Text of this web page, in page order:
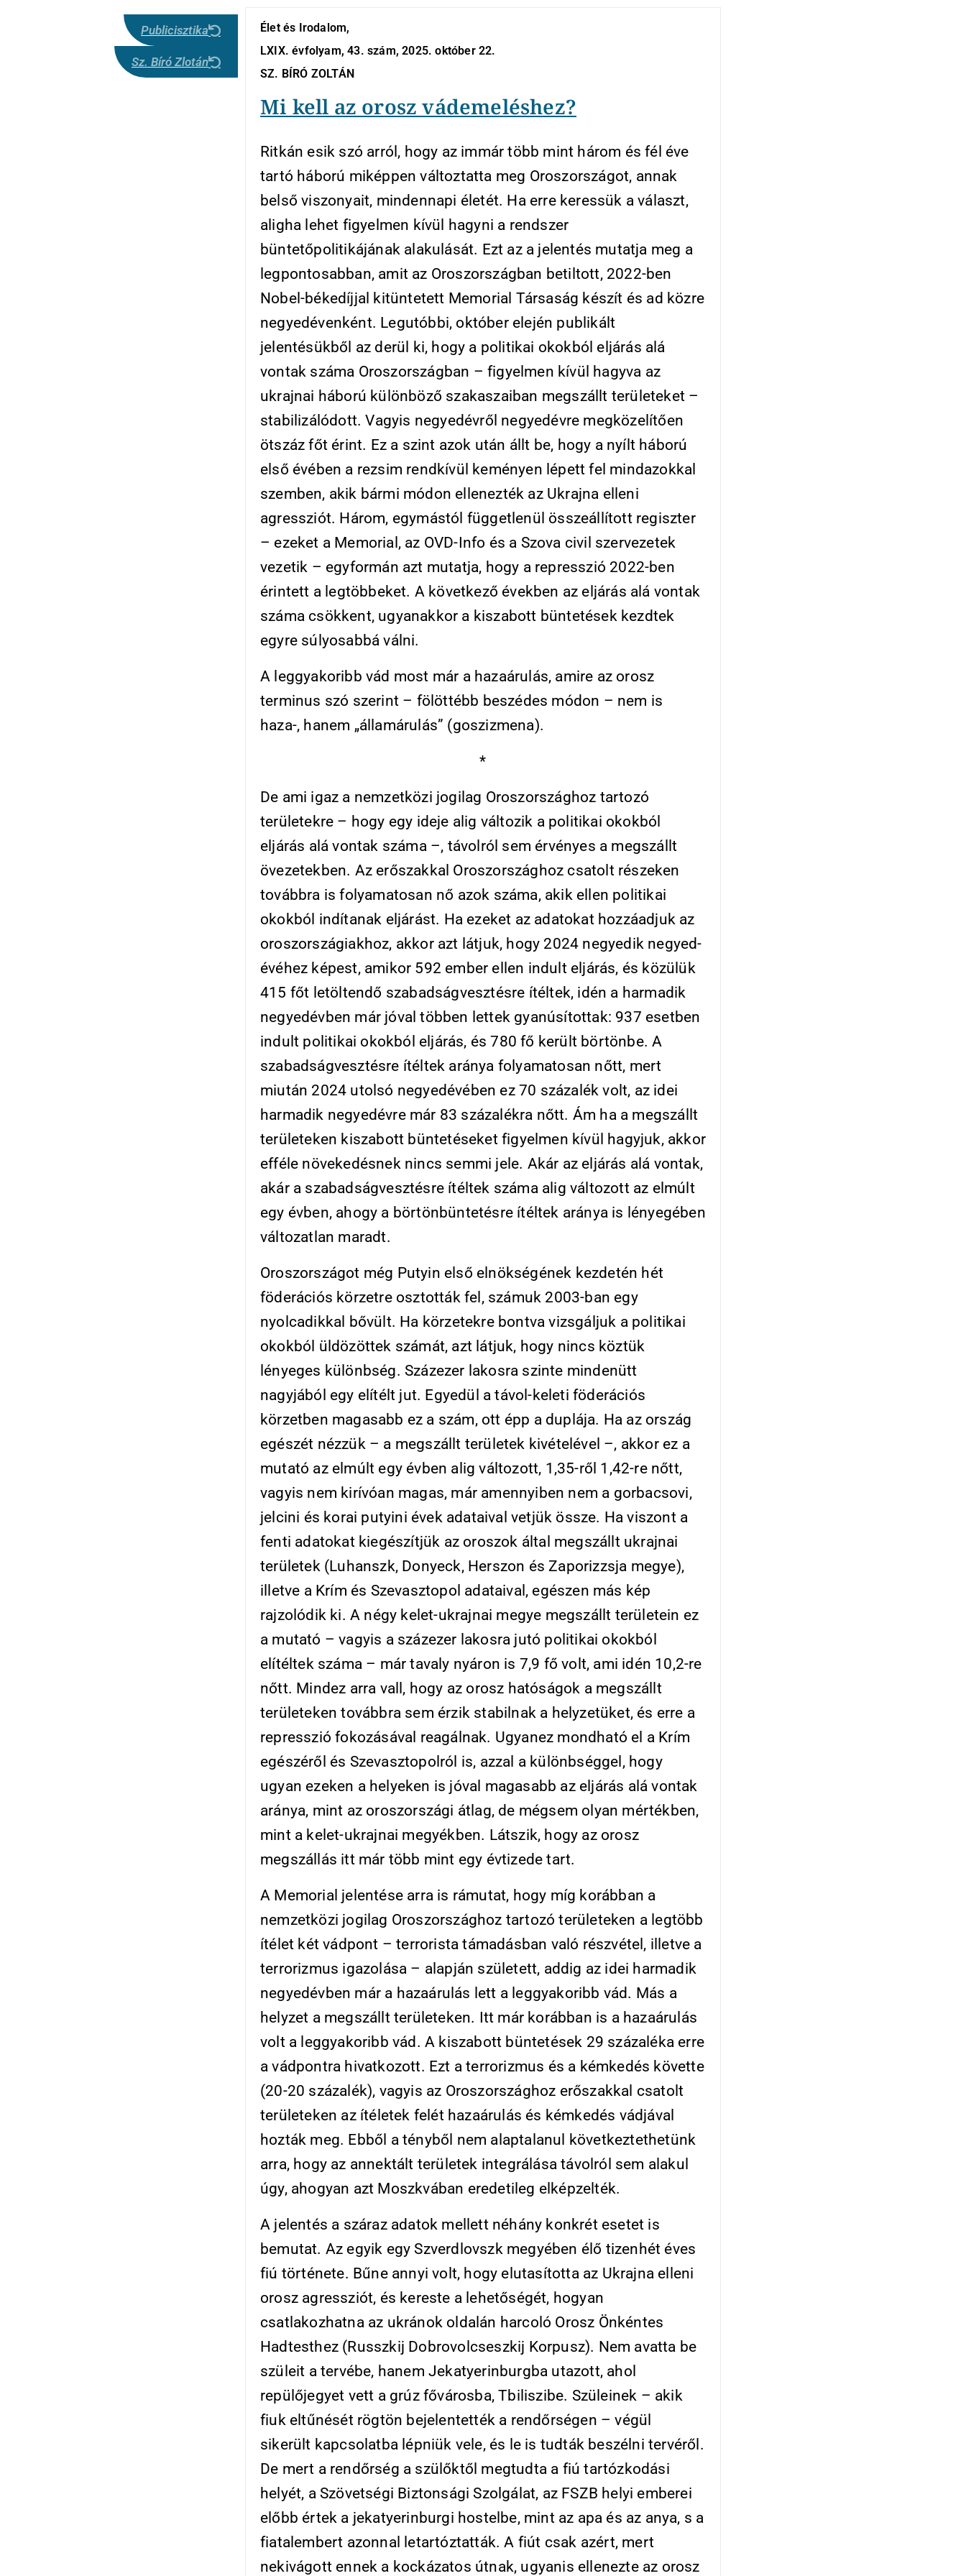
Publicisztika
Sz. Bíró Zlotán
Élet és Irodalom,
LXIX. évfolyam, 43. szám, 2025. október 22.
SZ. BÍRÓ ZOLTÁN
Mi kell az orosz vádemeléshez?
Ritkán esik szó arról, hogy az immár több mint három és fél éve
tartó háború miképpen változtatta meg Oroszországot, annak
belső viszonyait, mindennapi életét. Ha erre keressük a választ,
aligha lehet figyelmen kívül hagyni a rendszer
büntetőpolitikájának alakulását. Ezt az a jelentés mutatja meg a
legpontosabban, amit az Oroszországban betiltott, 2022-ben
Nobel-békedíjjal kitüntetett Memorial Társaság készít és ad közre
negyedévenként. Legutóbbi, október elején publikált
jelentésükből az derül ki, hogy a politikai okokból eljárás alá
vontak száma Oroszországban – figyelmen kívül hagyva az
ukrajnai háború különböző szakaszaiban megszállt területeket –
stabilizálódott. Vagyis negyedévről negyedévre megközelítően
ötszáz főt érint. Ez a szint azok után állt be, hogy a nyílt háború
első évében a rezsim rendkívül keményen lépett fel mindazokkal
szemben, akik bármi módon ellenezték az Ukrajna elleni
agressziót. Három, egymástól függetlenül összeállított regiszter
– ezeket a Memorial, az OVD-Info és a Szova civil szervezetek
vezetik – egyformán azt mutatja, hogy a represszió 2022-ben
érintett a legtöbbeket. A következő években az eljárás alá vontak
száma csökkent, ugyanakkor a kiszabott büntetések kezdtek
egyre súlyosabbá válni.
A leggyakoribb vád most már a hazaárulás, amire az orosz
terminus szó szerint – fölöttébb beszédes módon – nem is
haza-, hanem „államárulás” (goszizmena).
*
De ami igaz a nemzetközi jogilag Oroszországhoz tartozó
területekre – hogy egy ideje alig változik a politi­kai okokból
eljárás alá vontak száma –, távolról sem érvényes a megszállt
öve­ze­tekben. Az erőszakkal Oroszországhoz csatolt részeken
továbbra is folyamatosan nő azok száma, akik ellen politikai
okokból indítanak eljárást. Ha ezeket az adatokat hozzáadjuk az
oroszországiakhoz, akkor azt látjuk, hogy 2024 negyedik ne­gyed­
évé­hez képest, amikor 592 ember ellen indult eljárás, és közülük
415 főt letöltendő szabadságvesztésre ítéltek, idén a harmadik
negyedévben már jóval többen lettek gyanúsítottak: 937 esetben
indult politikai okokból eljárás, és 780 fő került börtönbe. A
szabadságvesztésre ítéltek aránya folyamatosan nőtt, mert
miután 2024 utolsó negyedévében ez 70 szá­zalék volt, az idei
harmadik negyedévre már 83 százalékra nőtt. Ám ha a megszállt
területeken kiszabott bün­tetéseket figyelmen kívül hagyjuk, akkor
efféle növekedésnek nincs semmi jele. Akár az eljárás alá vontak,
akár a szabadságvesztésre ítéltek szá­ma alig változott az elmúlt
egy évben, ahogy a börtönbüntetésre ítéltek aránya is lényegében
változatlan ma­radt.
Oroszországot még Putyin első elnökségének kezdetén hét
föderációs körzetre osztották fel, számuk 2003-ban egy
nyolcadikkal bővült. Ha körzetekre bontva vizsgáljuk a politikai
okokból üldözöttek számát, azt látjuk, hogy nincs köztük
lényeges különbség. Százezer lakosra szinte mindenütt
nagyjából egy elítélt jut. Egyedül a távol-keleti föderációs
körzetben magasabb ez a szám, ott épp a duplája. Ha az ország
egészét nézzük – a megszállt területek kivételével –, akkor ez a
mutató az elmúlt egy évben alig változott, 1,35-ről 1,42-re nőtt,
vagyis nem kirívóan magas, már amennyiben nem a gorbacsovi,
jelcini és korai putyini évek adataival vetjük össze. Ha viszont a
fenti adatokat kiegészítjük az oroszok által megszállt ukrajnai
területek (Luhanszk, Donyeck, Herszon és Zaporizzsja megye),
illetve a Krím és Szevasztopol adataival, egészen más kép
rajzolódik ki. A négy kelet-ukrajnai megye megszállt területein ez
a mutató – vagyis a százezer lakosra jutó politikai okokból
elítéltek száma – már tavaly nyáron is 7,9 fő volt, ami idén 10,2-re
nőtt. Mindez arra vall, hogy az orosz hatóságok a megszállt
területeken továbbra sem érzik stabilnak a helyzetüket, és erre a
represszió fokozásával reagálnak. Ugyanez mondható el a Krím
egészéről és Szevasztopolról is, azzal a különbséggel, hogy
ugyan ezeken a helyeken is jóval magasabb az eljárás alá vontak
aránya, mint az oroszországi átlag, de mégsem olyan mértékben,
mint a kelet-ukrajnai megyékben. Látszik, hogy az orosz
megszállás itt már több mint egy évtizede tart.
A Memorial jelentése arra is rámutat, hogy míg korábban a
nemzetközi jogilag Oroszországhoz tartozó területeken a legtöbb
ítélet két vádpont – terrorista támadásban való részvétel, illetve a
terrorizmus igazolása – alapján született, addig az idei harmadik
negyedévben már a hazaárulás lett a leggyakoribb vád. Más a
helyzet a megszállt területeken. Itt már korábban is a hazaárulás
volt a leggyakoribb vád. A kiszabott büntetések 29 százaléka erre
a vádpontra hivatkozott. Ezt a terrorizmus és a kémkedés követte
(20-20 százalék), vagyis az Oroszországhoz erőszakkal csatolt
területeken az ítéletek felét hazaárulás és kémkedés vádjával
hozták meg. Ebből a tényből nem alaptalanul következtethetünk
arra, hogy az annektált területek integrálása távolról sem alakul
úgy, ahogyan azt Moszkvában eredetileg elképzelték.
A jelentés a száraz adatok mellett néhány konkrét esetet is
bemutat. Az egyik egy Szverdlovszk megyében élő tizenhét éves
fiú története. Bűne annyi volt, hogy elutasította az Ukrajna elleni
orosz agressziót, és kereste a lehetőségét, hogyan
csatlakozhatna az ukránok oldalán harcoló Orosz Önkéntes
Hadtesthez (Russzkij Dobrovolcseszkij Korpusz). Nem avatta be
szüleit a tervébe, hanem Jekatyerinburgba utazott, ahol
repülőjegyet vett a grúz fővárosba, Tbiliszibe. Szüleinek – akik
fiuk eltűnését rögtön bejelentették a rendőrségen – végül
sikerült kapcsolatba lépniük vele, és le is tudták beszélni tervéről.
De mert a rendőrség a szülőktől megtudta a fiú tartózkodási
helyét, a Szövetségi Biztonsági Szolgálat, az FSZB helyi emberei
előbb értek a jekatyerinburgi hos­tel­be, mint az apa és az anya, s a
fiatalembert azonnal letartóztatták. A fiút csak azért, mert
nekivágott ennek a kockázatos útnak, ugyanis ellenezte az orosz